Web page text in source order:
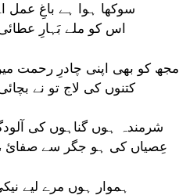
سوکھا ہوا ہے باغِ عمل
اس کو ملے بَہارِ
مجھ کو بھی اپنی چادرِ رحمت
کتنوں کی لاج تو نے
شرمندہ ہوں گناہوں کی
عِصیاں کی ہو جگر سے صفائ
ہموار ہوں مرے لیے